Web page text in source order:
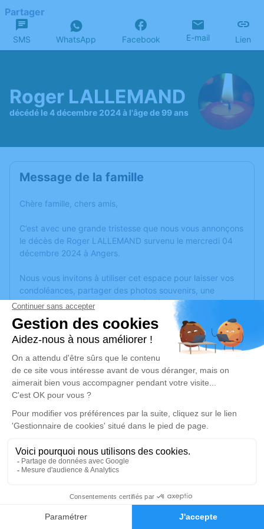
Faire-part Hommages
Partager
SMS WhatsApp Facebook E-mail Lien
Roger LALLEMAND
décédé le 4 décembre 2024 à l'âge de 99 ans
Message de la famille
Chère famille, chers amis,
C’est avec une grande tristesse que nous vous annonçons
le décès de Roger LALLEMAND survenu le mercredi 04
décembre 2024 à Angers.
Nous vous invitons à utiliser cet espace pour laisser vos
condoléances, partager des photos souvenirs, une
anecdote ou exprimer vos pensées à travers des poèmes
ou des textes. Cet endroit est un lieu d'expression dédié à
honorer la mémoire de Roger LALLEMAND.
Un service de plantation d’arbre hommage estdisponible
mercredi 11 décembre 2024 à 15h00
Eglise de Brissarthe de Les Hauts d'Anjou
49330 Les Hauts d'Anjou
Je rends hommage